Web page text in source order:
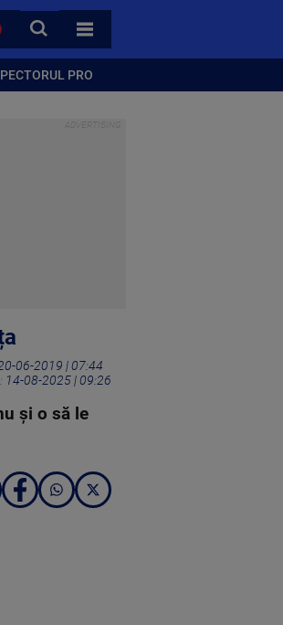
CAUTA
TOATE CATEGORIILE
PRO
06-2019 | 07:44
14-08-2025 | 09:26
şi o să le